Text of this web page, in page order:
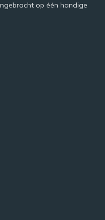
op één handige